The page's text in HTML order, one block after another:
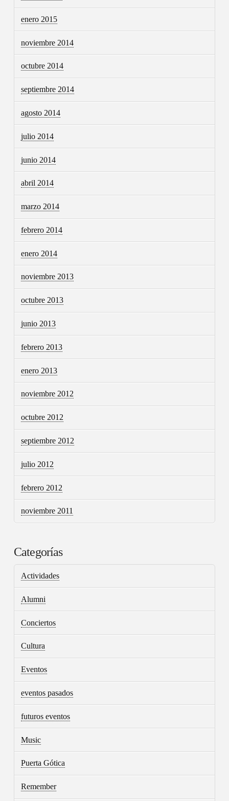
enero 2015
noviembre 2014
octubre 2014
septiembre 2014
agosto 2014
julio 2014
junio 2014
abril 2014
marzo 2014
febrero 2014
enero 2014
noviembre 2013
octubre 2013
junio 2013
febrero 2013
enero 2013
noviembre 2012
octubre 2012
septiembre 2012
julio 2012
febrero 2012
noviembre 2011
Categorías
Actividades
Alumni
Conciertos
Cultura
Eventos
eventos pasados
futuros eventos
Music
Puerta Gótica
Remember